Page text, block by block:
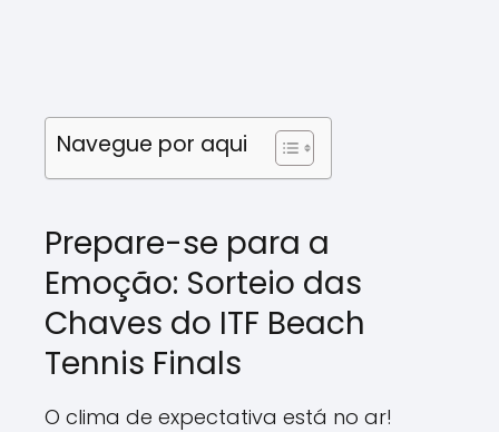
Navegue por aqui
Prepare-se para a
Emoção: Sorteio das
Chaves do ITF Beach
Tennis Finals
O clima de expectativa está no ar!